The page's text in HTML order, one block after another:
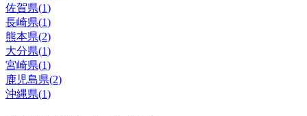
佐賀県(1)
長崎県(1)
熊本県(2)
大分県(1)
宮崎県(1)
鹿児島県(2)
沖縄県(1)